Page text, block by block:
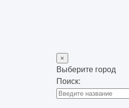
×
Выберите город
Поиск: